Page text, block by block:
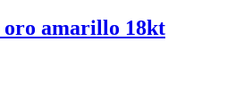
amarillo 18kt